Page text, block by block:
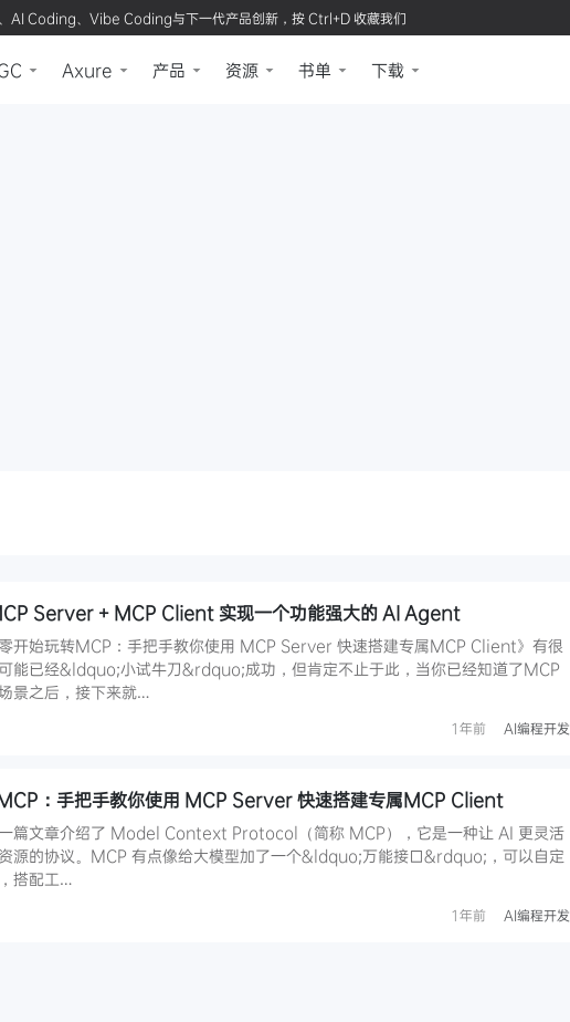
AI Coding、Vibe Coding与下一代产品创新，按 Ctrl+D 收藏我们
Axure 产品 资源 书单 下载
Server + MCP Client 实现一个功能强大的 AI Agent
开始玩转MCP：手把手教你使用 MCP Server 快速搭建专属MCP Client》有很
能已经&ldquo;小试牛刀&rdquo;成功，但肯定不止于此，当你已经知道了MCP
景之后，接下来就…
1年前 AI编程开发
：手把手教你使用 MCP Server 快速搭建专属MCP Client
篇文章介绍了 Model Context Protocol（简称 MCP），它是一种让 AI 更灵活
源的协议。MCP 有点像给大模型加了一个&ldquo;万能接口&rdquo;，可以自定
搭配工…
1年前 AI编程开发